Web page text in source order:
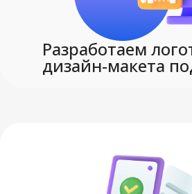
Разработаем
дизайн-макета